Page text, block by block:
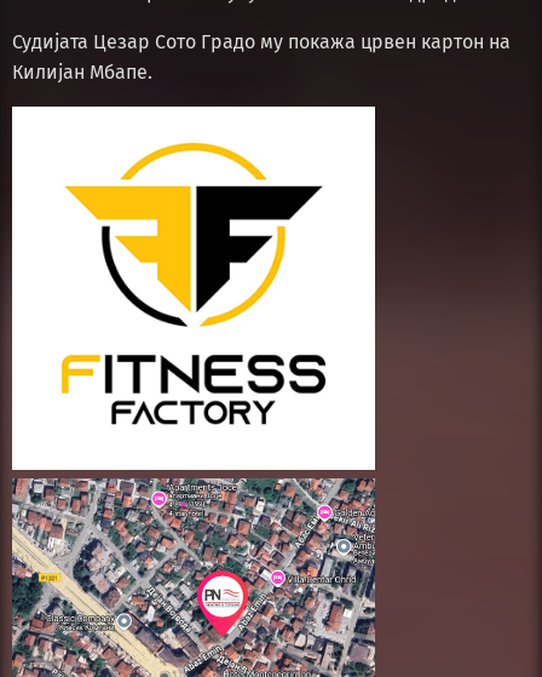
Судијата Цезар Сото Градо му покажа црвен картон на
Килијан Мбапе.